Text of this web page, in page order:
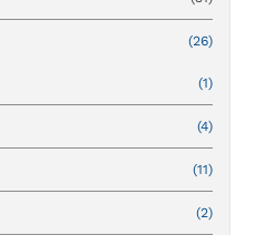
(26)
(1)
(4)
(11)
(2)